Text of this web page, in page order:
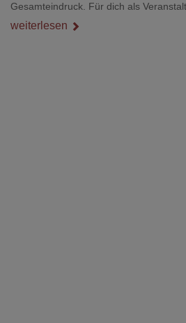
Gesamteindruck. Für dich als
Nebenthema: Bei Textilien mit Stickerei
weiterlesen